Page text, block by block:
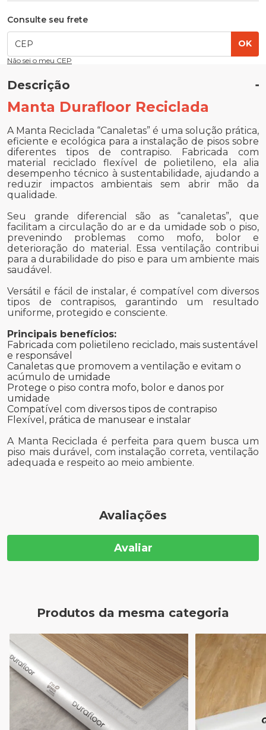
Consulte seu frete
OK
Não sei o meu CEP
Descrição
Manta Durafloor Reciclada
A Manta Reciclada “Canaletas” é uma solução prática,
eficiente e ecológica para a instalação de pisos sobre
diferentes tipos de contrapiso. Fabricada com
material reciclado flexível de polietileno, ela alia
desempenho técnico à sustentabilidade, ajudando a
reduzir impactos ambientais sem abrir mão da
qualidade.
Seu grande diferencial são as “canaletas”, que
facilitam a circulação do ar e da umidade sob o piso,
prevenindo problemas como mofo, bolor e
deterioração do material. Essa ventilação contribui
para a durabilidade do piso e para um ambiente mais
saudável.
Versátil e fácil de instalar, é compatível com diversos
tipos de contrapisos, garantindo um resultado
uniforme, protegido e consciente.
Principais benefícios:
Fabricada com polietileno reciclado, mais sustentável
e responsável
Canaletas que promovem a ventilação e evitam o
acúmulo de umidade
Protege o piso contra mofo, bolor e danos por
umidade
Compatível com diversos tipos de contrapiso
Flexível, prática de manusear e instalar
A Manta Reciclada é perfeita para quem busca um
piso mais durável, com instalação correta, ventilação
adequada e respeito ao meio ambiente.
Avaliações
Avaliar
Produtos da mesma categoria